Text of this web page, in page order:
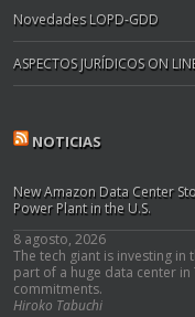
Novedades LOPD-GDD
ASPECTOS JURÍDICOS ON
NOTICIAS
New Amazon Data Center
Power Plant in the U.S.
8 agosto, 2026
The tech giant is investing
part of a huge data center
commitments.
Hiroko Tabuchi